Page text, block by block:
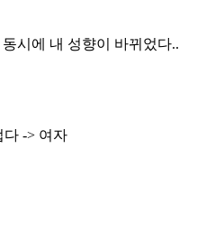
시에 내 성향이 바뀌었다..
다 -> 여자